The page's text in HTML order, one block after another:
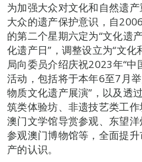
为加强大众对文化和自然遗
大众的遗产保护意识，自
的第二个星期六定为“文化遗
化遗产日”，调整设立为“文
局向委员介绍庆祝2023年“中
活动，包括将于本年6至7月
物质文化遗产展演”，以及透
筑类体验坊、非遗技艺类工作
澳门文学馆导赏参观、东望
参观澳门博物馆等，全面提
产的认识。